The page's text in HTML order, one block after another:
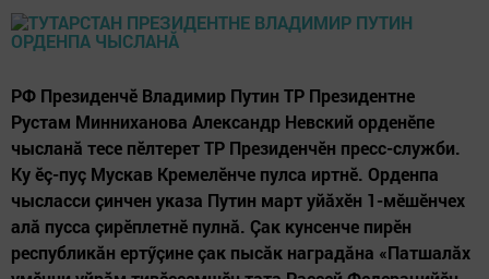
РФ Президенчӗ Владимир Путин ТР Президентне
Рустам Минниханова Александр Невский орденӗпе
чысланă тесе пӗлтерет ТР Президенчӗн пресс-служби.
Ку ӗç-пуç Мускав Кремелӗнче пулса иртнӗ. Орденпа
чысласси çинчен указа Путин март уйăхӗн 1-мӗшӗнчех
алă пусса çирӗплетнӗ пулнă. Çак кунсенче пирӗн
республикăн ертӳçине çак пысăк наградăна «Патшалăх